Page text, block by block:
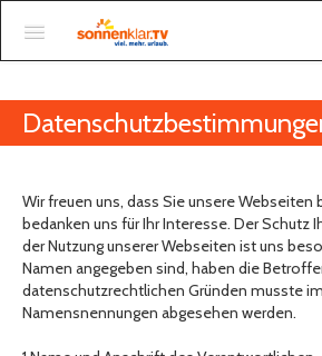
Wir freuen uns, dass Sie unsere Webseiten
bedanken uns für Ihr Interesse. Der Schutz
der Nutzung unserer Webseiten ist uns
Namen angegeben sind, haben die
datenschutzrechtlichen Gründen musste
Namensnennungen abgesehen werden.